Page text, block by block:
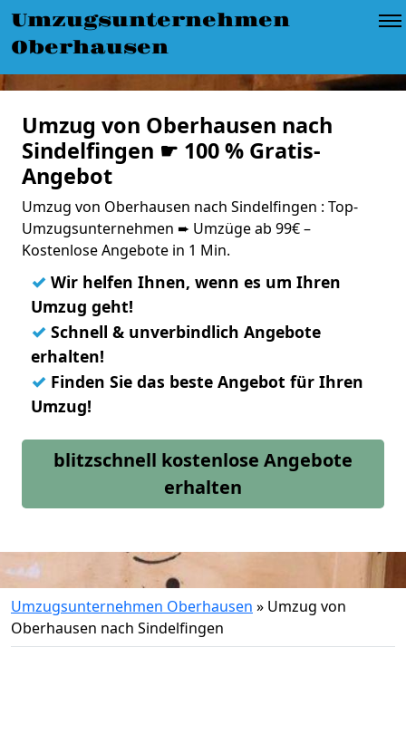
Umzugsunternehmen
Oberhausen
Umzug von Oberhausen nach
Sindelfingen ☛ 100 % Gratis-
Angebot
Umzug von Oberhausen nach Sindelfingen : Top-
Umzugsunternehmen ➨ Umzüge ab 99€ –
Kostenlose Angebote in 1 Min.
✓ Wir helfen Ihnen, wenn es um Ihren
Umzug geht!
✓ Schnell & unverbindlich Angebote
erhalten!
✓ Finden Sie das beste Angebot für Ihren
Umzug!
blitzschnell kostenlose Angebote
erhalten
Umzugsunternehmen Oberhausen » Umzug von
Oberhausen nach Sindelfingen